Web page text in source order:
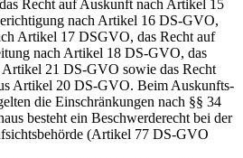
Recht auf Auskunft nach Artikel 15
nach Artikel 16 DS-GVO,
Artikel 17 DSGVO, das Recht auf
nach Artikel 18 DS-GVO, das
Artikel 21 DS-GVO sowie das Recht
Artikel 20 DS-GVO. Beim Auskunfts-
die Einschränkungen nach §§ 34
besteht ein Beschwerderecht bei der
(Artikel 77 DS-GVO